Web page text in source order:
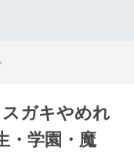
スガキやめれ
・学園・魔